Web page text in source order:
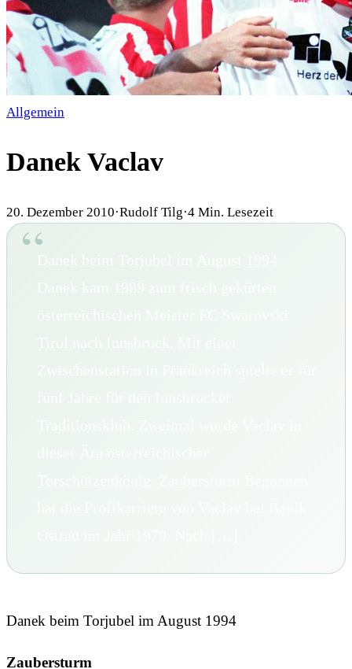
Allgemein
Danek Vaclav
20. Dezember 2010·Rudolf Tilg·4 Min. Lesezeit
Danek beim Torjubel im August 1994
Zaubersturm